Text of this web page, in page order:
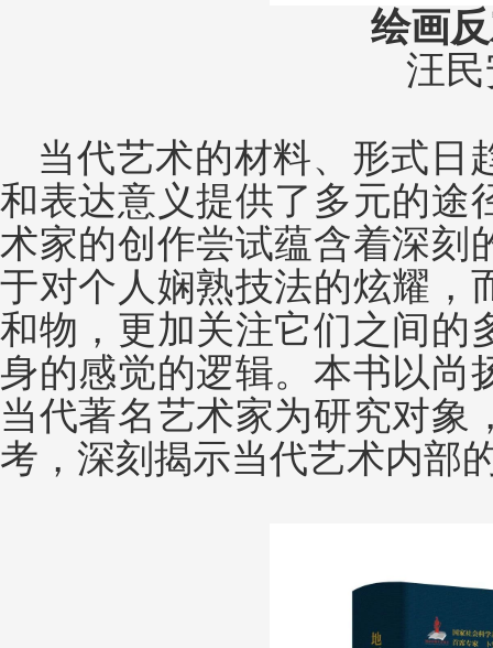
绘画
汪
当代艺术的材料、形式日
和表达意义提供了多元的途
术家的创作尝试蕴含着深刻
于对个人娴熟技法的炫耀，
和物，更加关注它们之间的
身的感觉的逻辑。本书以尚
当代著名艺术家为研究对象
考，深刻揭示当代艺术内部